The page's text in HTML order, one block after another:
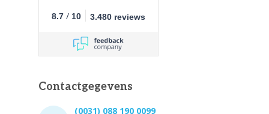
8.7 / 10 3.480 reviews
Contactgegevens
(0031) 088 190 0099